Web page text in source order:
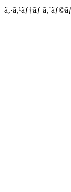
ã‚·ã‚¹ãƒ†ãƒ